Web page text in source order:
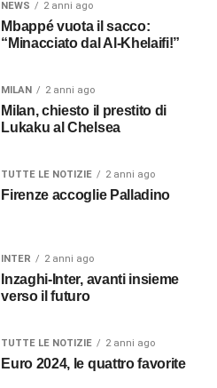
NEWS 2 anni ago
Mbappé vuota il sacco:
“Minacciato dal Al-Khelaifi!”
MILAN 2 anni ago
Milan, chiesto il prestito di
Lukaku al Chelsea
TUTTE LE NOTIZIE 2 anni ago
Firenze accoglie Palladino
INTER 2 anni ago
Inzaghi-Inter, avanti insieme
verso il futuro
TUTTE LE NOTIZIE 2 anni ago
Euro 2024, le quattro favorite